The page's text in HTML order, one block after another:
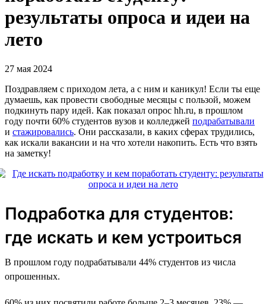
результаты опроса и идеи на
лето
27 мая 2024
Поздравляем с приходом лета, а с ним и каникул! Если ты еще
думаешь, как провести свободные месяцы с пользой, можем
подкинуть пару идей. Как показал опрос hh.ru, в прошлом
году почти 60% студентов вузов и колледжей подрабатывали
и стажировались. Они рассказали, в каких сферах трудились,
как искали вакансии и на что хотели накопить. Есть что взять
на заметку!
Подработка для студентов:
где искать и кем устроиться
В прошлом году подрабатывали 44% студентов из числа
опрошенных.